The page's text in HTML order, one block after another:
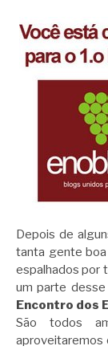
Depois de
tanta gente
espalhados por
um parte desse
Encontro dos
São todos
aproveitaremos